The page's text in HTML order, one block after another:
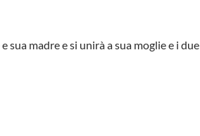
sua madre e si unirà a sua moglie e i